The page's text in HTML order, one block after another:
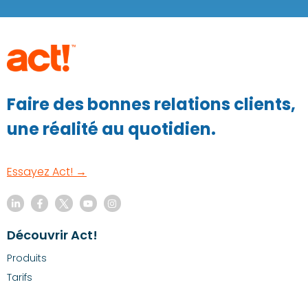
Faire des bonnes relations clients,
une réalité au quotidien.
Essayez Act! →
Découvrir Act!
Produits
Tarifs